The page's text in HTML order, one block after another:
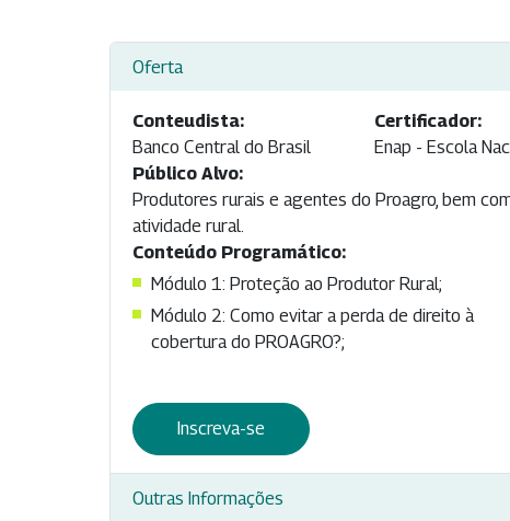
Oferta
Conteudista:
Banco Central do Brasil
Certificador:
Enap - Escola
Público Alvo:
Produtores rurais e agentes do Proagro, bem
atividade rural.
Conteúdo Programático:
Módulo 1: Proteção ao Produtor Rural;
Módulo 2: Como evitar a perda de direito à
cobertura do PROAGRO?;
Inscreva-se
Outras Informações